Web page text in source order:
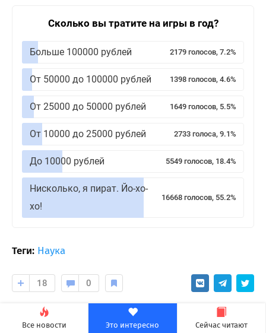
Все новости Это интересно Сейчас читают
Сколько вы тратите на игры в год?
Больше 100000 рублей 2179 голосов, 7.2%
От 50000 до 100000 рублей 1398 голосов, 4.6%
От 25000 до 50000 рублей 1649 голосов, 5.5%
От 10000 до 25000 рублей 2733 голоса, 9.1%
До 10000 рублей 5549 голосов, 18.4%
Нисколько, я пират. Йо-хо-
хо!
16668 голосов, 55.2%
Теги: Наука
18 0
Evernews